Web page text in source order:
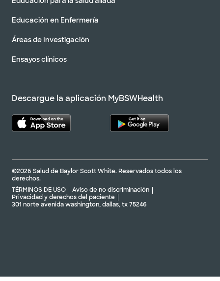
Educación en Enfermería
Áreas de Investigación
Ensayos clínicos
Descargue la aplicación MyBSWHealth
©2026 Salud de Baylor Scott White. Reservados todos los
derechos.
TÉRMINOS DE USO
Aviso de no discriminación
Privacidad y derechos del paciente
301 norte avenida washington, dallas, tx 75246